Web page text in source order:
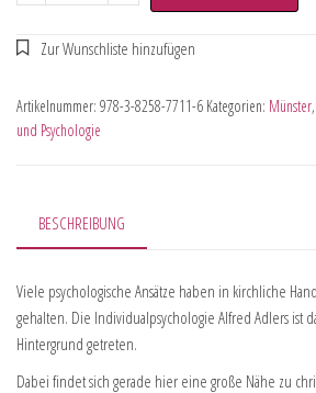
Artikelnummer: 978-3-8258-7711-6 Kategorien: Münster,
und Psychologie
BESCHREIBUNG
Viele psychologische Ansätze haben in kirchliche
gehalten. Die Individualpsychologie Alfred Adlers ist
Hintergrund getreten.
Dabei findet sich gerade hier eine große Nähe zu